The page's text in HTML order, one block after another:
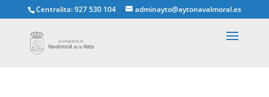
Centralita: 927 530 104 adminayto@aytonavalmoral.es